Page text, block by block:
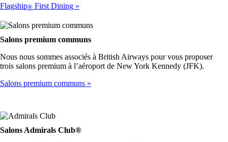
Flagship® First Dining
Salons premium communs
Nous nous sommes associés à British Airways pour vous proposer
trois salons premium à l’aéroport de New York Kennedy (JFK).
Salons premium communs
Salons Admirals Club®